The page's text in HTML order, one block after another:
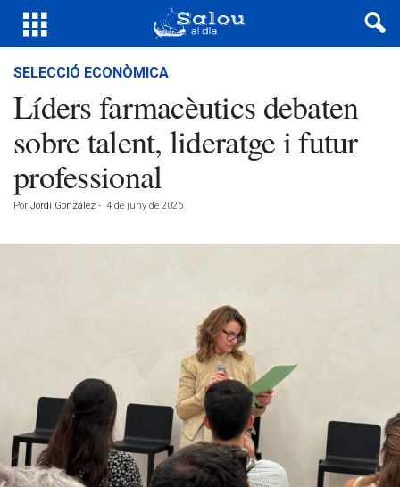
SELECCIÓ ECONÒMICA
Líders farmacèutics debaten
sobre talent, lideratge i futur
professional
Por Jordi González - 4 de juny de 2026